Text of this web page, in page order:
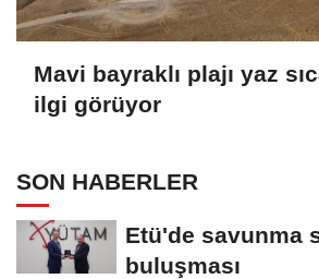
Mavi bayraklı plajı yaz
ilgi görüyor
SON HABERLER
Etü'de savunma
buluşması